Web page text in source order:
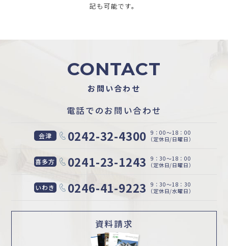
記も可能です。
CONTACT
お問い合わせ
電話でのお問い合わせ
会津 0242-32-4300 9：00〜18：00
（定休日/日曜日）
喜多方 0241-23-1243
9：30〜18：00
（定休日/日曜日）
いわき 0246-41-9223
9：30〜18：30
（定休日/水曜日）
資料請求